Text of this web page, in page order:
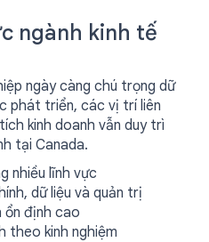
ngành kinh tế
ngày càng chú trọng dữ
phát triển, các vị trí liên
kinh doanh vẫn duy trì
tại Canada.
nhiều lĩnh vực
dữ liệu và quản trị
ổn định cao
theo kinh nghiệm